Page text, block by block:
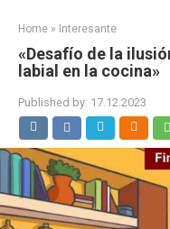
Home » Interesante
«Desafío de la
labial en la cocina»
Published by: 17.12.2023